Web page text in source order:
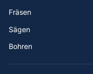
Fräsen
Sägen
Bohren